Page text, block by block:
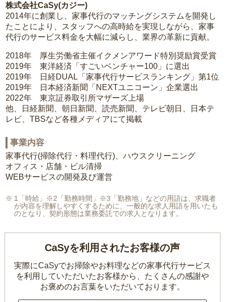
株式会社CaSy(カジー)
2014年に創業し、家事代行のマッチングシステムを開発し
たことにより、スタッフへの高時給を実現しながら、家事
代行のサービス料金を大幅に減らし、業界の革新に貢献。
2018年 厚生労働省主催イクメンアワード特別奨励賞受賞
2019年 東洋経済「すごいベンチャー100」に選出
2019年 日経DUAL「家事代行サービスランキング」第1位
2019年 日本経済新聞「NEXTユニコーン」企業選出
2022年 東京証券取引所マザーズ上場
他、日経新聞、朝日新聞、読売新聞、テレビ朝日、日本テ
レビ、TBSなど各種メディアにて掲載
事業内容
家事代行(掃除代行・料理代行)、ハウスクリーニング
オフィス・店舗・ビル清掃
WEBサービスの開発及び運営
1「時給」※2「勤務時間」※3「勤務地」などの用語は、求職者
が内容を理解しやすくするために、一般的な求人用語を用いたも
のとなり、契約形態は業務委託での求人となります。
CaSyを利用されたお客様の声
実際にCaSyでお掃除やお料理などの家事代行サービス
を利用していただいたお客様から、 たくさんの感謝や
お褒めのお言葉をいただいております。